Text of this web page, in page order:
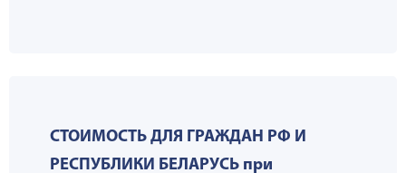
СТОИМОСТЬ ДЛЯ ГРАЖДАН РФ И
РЕСПУБЛИКИ БЕЛАРУСЬ при